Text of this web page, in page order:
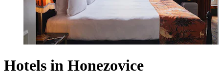
Hotels in Honezovice